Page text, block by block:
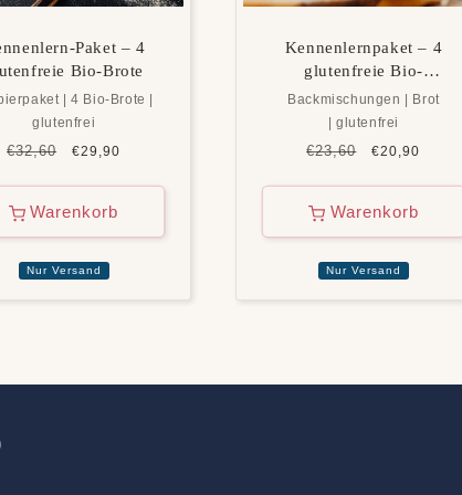
Paket – 4
Bio-Brote
| 4 Bio-Brote |
glutenfrei
Normaler
€32,60 Verkaufspreis
€29,90
Warenkorb
Nur Versand
Kennenlernpaket – 4
glutenfreie Bio-
Backmischungen
Backmischungen | Brot
| glutenfrei
Normaler
€23,60 Verkaufspreis
€20,90
Warenkorb
Nur Versand